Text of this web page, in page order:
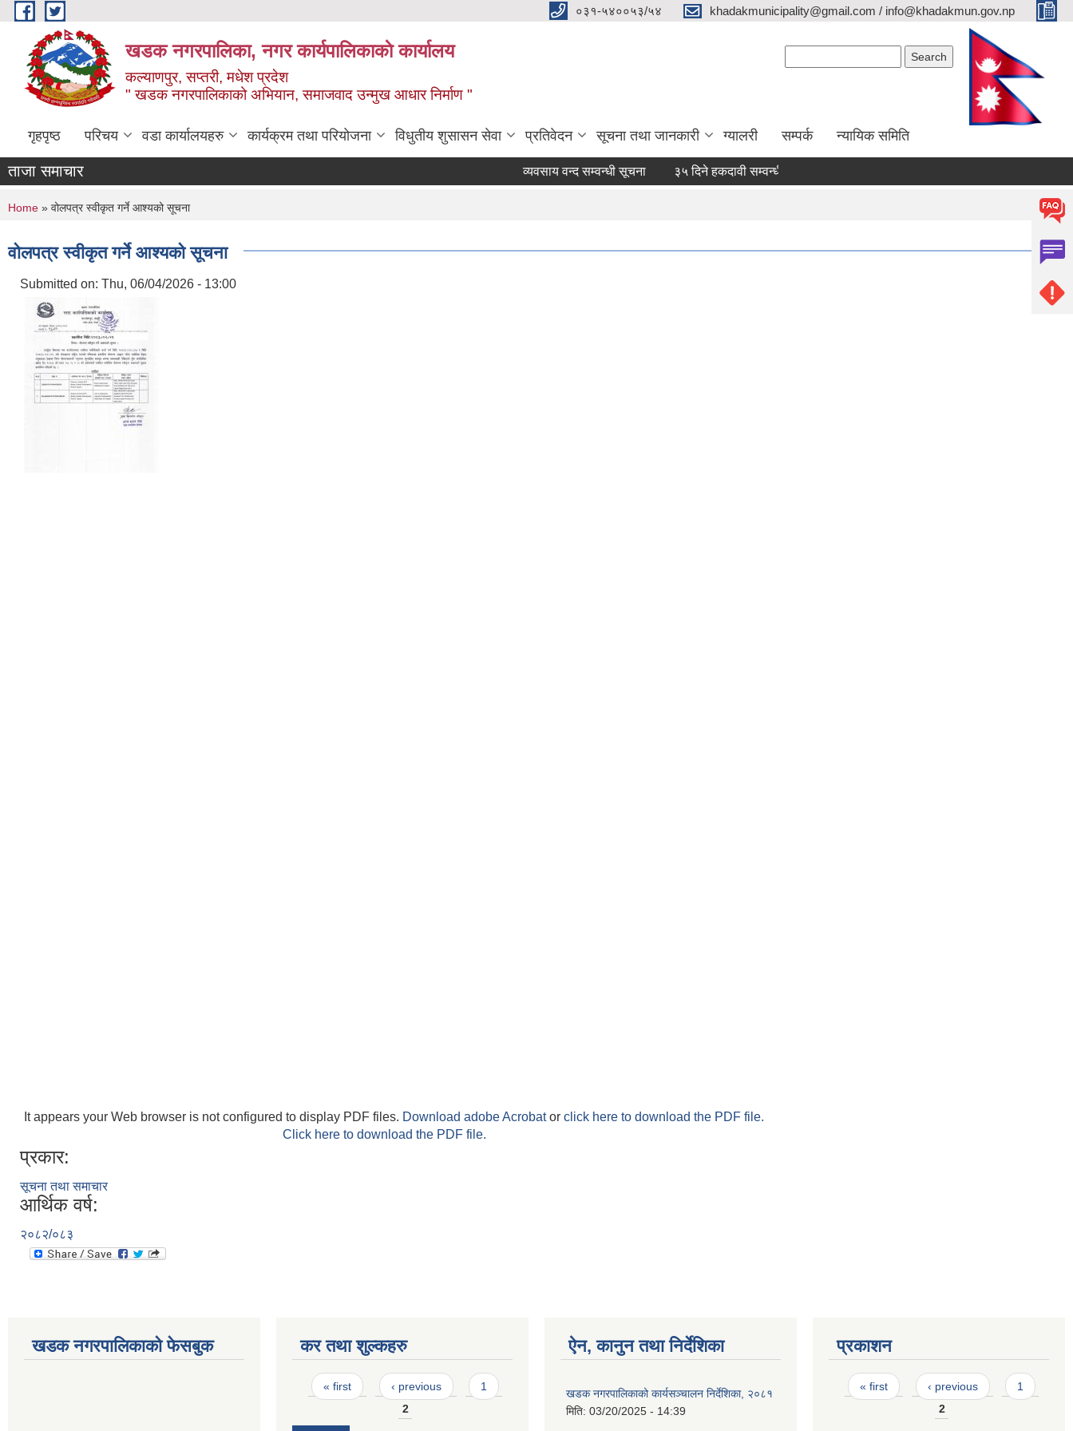
Skip to main content ०३१-५४००५३/५४ khadakmunicipality@gmail.com / info@khadakmun.gov.np
खडक नगरपालिका, नगर कार्यपालिकाकाे कार्यालय
कल्याणपुर, सप्तरी, मधेश प्रदेश
" खडक नगरपालिकाको अभियान, समाजवाद उन्मुख आधार निर्माण "
गृहपृष्ठ परिचय वडा कार्यालयहरु कार्यक्रम तथा परियोजना विधुतीय शुसासन सेवा प्रतिवेदन सूचना तथा जानकारी ग्यालरी सम्पर्क न्यायिक समिति
ताजा समाचार व्यवसाय वन्द सम्वन्धी सूचना ३५ दिने हकदावी सम्वन्धी सार्वजनिक सूचना
You are here
Home » वोलपत्र स्वीकृत गर्ने आश्यको सूचना
वोलपत्र स्वीकृत गर्ने आश्यको सूचना
Submitted on: Thu, 06/04/2026 - 13:00
It appears your Web browser is not configured to display PDF files. Download adobe Acrobator click here to download the PDF file.
Click here to download the PDF file.
प्रकार:
सूचना तथा समाचार
आर्थिक वर्ष:
२०८२/०८३
खडक नगरपालिकाको फेसबुक कर तथा शुल्कहरु
Pages
« first ‹ previous
1
2
ऐन, कानुन तथा निर्देशिका
खडक नगरपालिकाको कार्यसञ्चालन निर्देशिका, २०८१
मिति: 03/20/2025 - 14:39
प्रकाशन
Pages
« first ‹ previous
1
2